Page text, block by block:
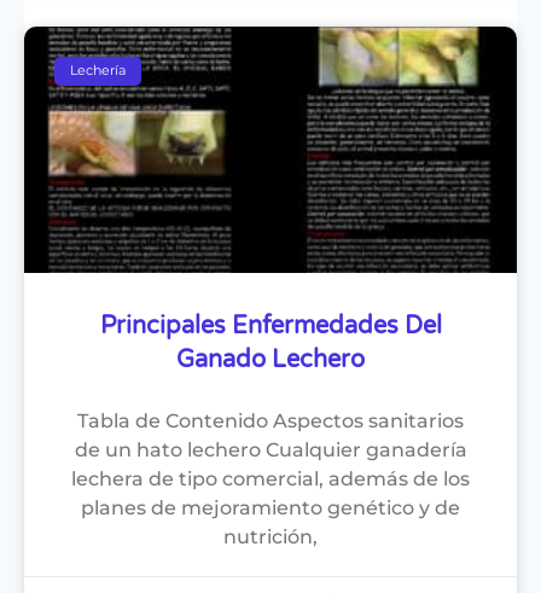
Lechería
Principales Enfermedades Del
Ganado Lechero
Tabla de Contenido Aspectos sanitarios
de un hato lechero Cualquier ganadería
lechera de tipo comercial, además de los
planes de mejoramiento genético y de
nutrición,